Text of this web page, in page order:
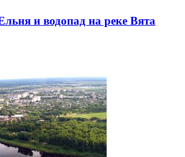
и водопад на реке Вята